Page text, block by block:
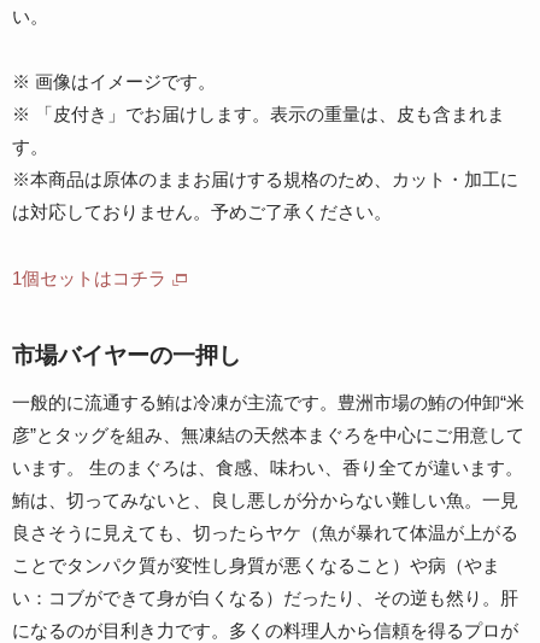
い。
※ 画像はイメージです。
※ 「皮付き」でお届けします。表示の重量は、皮も含まれま
す。
※本商品は原体のままお届けする規格のため、カット・加工に
は対応しておりません。予めご了承ください。
1個セットはコチラ
市場バイヤーの一押し
一般的に流通する鮪は冷凍が主流です。豊洲市場の鮪の仲卸“米
彦”とタッグを組み、無凍結の天然本まぐろを中心にご用意して
います。 生のまぐろは、食感、味わい、香り全てが違います。
鮪は、切ってみないと、良し悪しが分からない難しい魚。一見
良さそうに見えても、切ったらヤケ（魚が暴れて体温が上がる
ことでタンパク質が変性し身質が悪くなること）や病（やま
い：コブができて身が白くなる）だったり、その逆も然り。肝
になるのが目利き力です。多くの料理人から信頼を得るプロが